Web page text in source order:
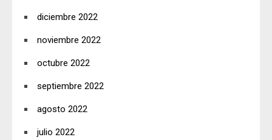
diciembre 2022
noviembre 2022
octubre 2022
septiembre 2022
agosto 2022
julio 2022